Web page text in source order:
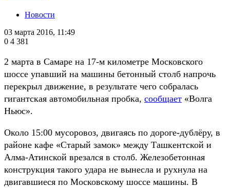
Новости
03 марта 2016, 11:49
0 4 381
2 марта в Самаре на 17-м километре Московского
шоссе упавший на машины бетонный столб напрочь
перекрыл движение, в результате чего собралась
гигантская автомобильная пробка, сообщает «Волга
Ньюс».
Около 15:00 мусоровоз, двигаясь по дороге-дублёру, в
районе кафе «Старый замок» между Ташкентской и
Алма-Атинской врезался в столб. Железобетонная
конструкция такого удара не вынесла и рухнула на
двигавшиеся по Московскому шоссе машины. В